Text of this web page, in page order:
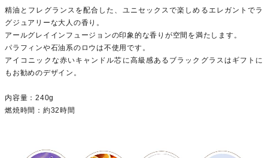
精油とフレグランスを配合した、ユニセックスで楽しめるエレガントでラ
グジュアリーな大人の香り。
アールグレイインフュージョンの印象的な香りが空間を満たします。
パラフィンや石油系のロウは不使用です。
アイコニックな赤いキャンドル芯に高級感あるブラックグラスはギフトに
もお勧めのデザイン。
内容量：240g
燃焼時間：約32時間